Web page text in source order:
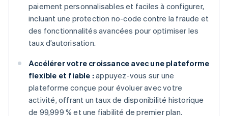
paiement personnalisables et faciles à configurer,
incluant une protection no-code contre la fraude et
des fonctionnalités avancées pour optimiser les
taux d’autorisation.
Accélérer votre croissance avec une plateforme
flexible et fiable : appuyez-vous sur une
plateforme conçue pour évoluer avec votre
activité, offrant un taux de disponibilité historique
de 99,999 % et une fiabilité de premier plan.